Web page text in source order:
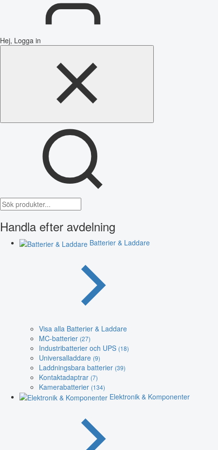
Hej, Logga in
Handla efter avdelning
Batterier & Laddare
Visa alla Batterier & Laddare
MC-batterier (27)
Industribatterier och UPS (18)
Universalladdare (9)
Laddningsbara batterier (39)
Kontaktadaptrar (7)
Kamerabatterier (134)
Elektronik & Komponenter